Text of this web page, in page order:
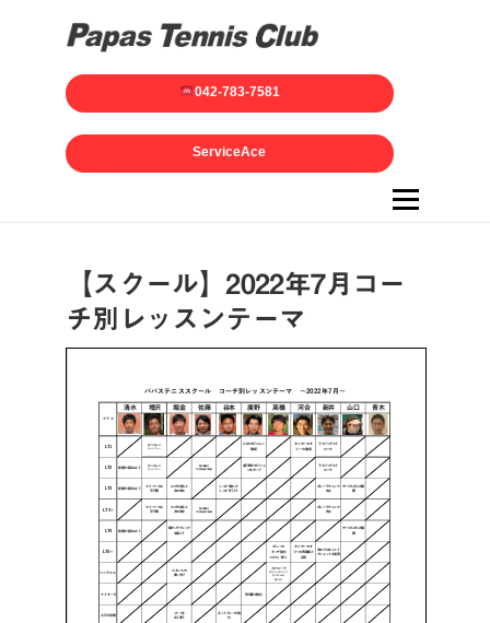
042-783-7581
ServiceAce
メニュー
【スクール】2022年7月コー
チ別レッスンテーマ